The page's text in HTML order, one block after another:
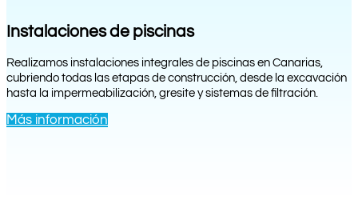
Instalaciones de piscinas
Realizamos instalaciones integrales de piscinas en Canarias,
cubriendo todas las etapas de construcción, desde la excavación
hasta la impermeabilización, gresite y sistemas de filtración.
Más información